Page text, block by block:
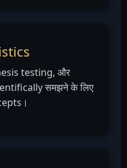
testing, और
समझने के लिए